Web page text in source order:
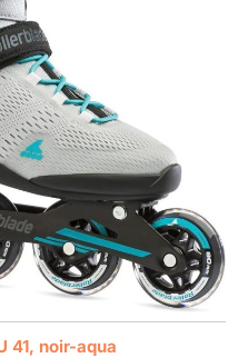
41, noir-aqua